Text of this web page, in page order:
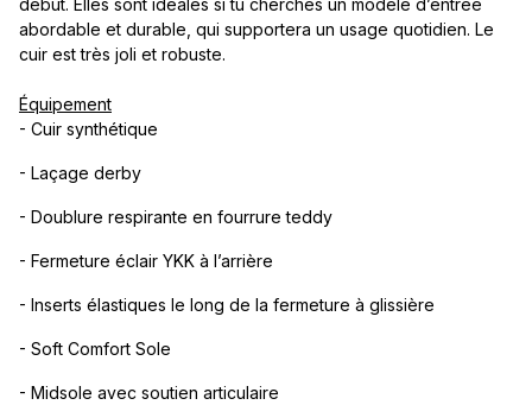
abordable et durable, qui supportera un usage quotidien. Le
cuir est très joli et robuste.
Équipement
- Cuir synthétique
- Laçage derby
- Doublure respirante en fourrure teddy
- Fermeture éclair YKK à l’arrière
- Inserts élastiques le long de la fermeture à glissière
- Soft Comfort Sole
- Midsole avec soutien articulaire